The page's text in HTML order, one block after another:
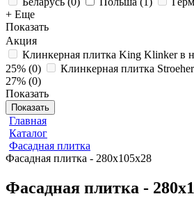
+ Еще
Показать
Акция
Клинкерная плитка King Klinker в
25% (0)
Клинкерная плитка
27% (0)
Показать
Показать
Главная
Каталог
Фасадная плитка
Фасадная плитка - 280x105x28
Фасадная плитка -